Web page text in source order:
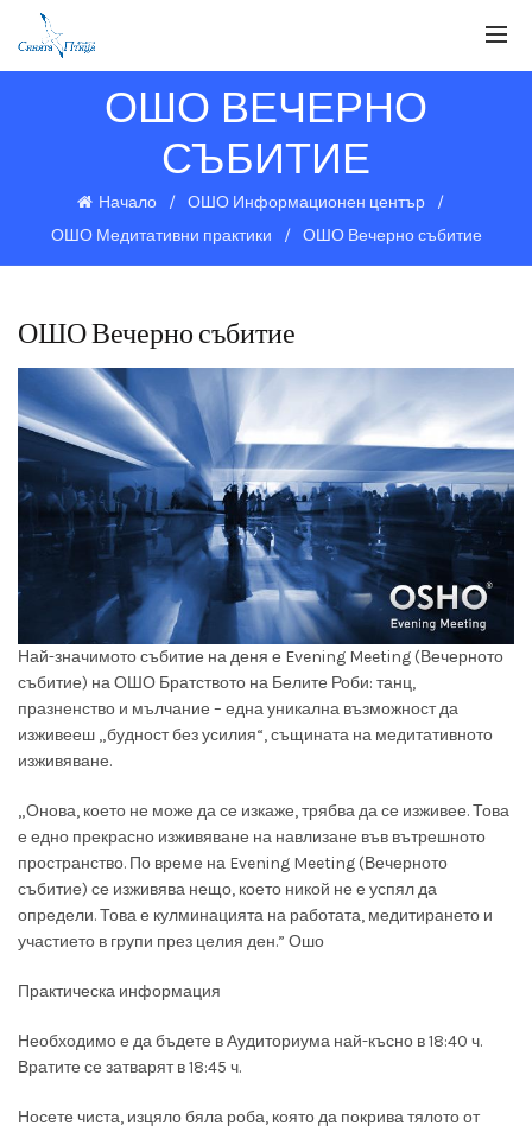
ОШО ВЕЧЕРНО
СЪБИТИЕ
Начало
ОШО Информационен център
ОШО Медитативни практики
ОШО Вечерно събитие
ОШО Вечерно събитие
Най-значимото събитие на деня е Evening Meeting (Вечерното
събитие) на ОШО Братството на Белите Роби: танц,
празненство и мълчание – една уникална възможност да
изживееш „будност без усилия“, същината на медитативното
изживяване.
„Онова, което не може да се изкаже, трябва да се изживее. Това
е едно прекрасно изживяване на навлизане във вътрешното
пространство. По време на Evening Meeting (Вечерното
събитие) се изживява нещо, което никой не е успял да
определи. Това е кулминацията на работата, медитирането и
участието в групи през целия ден.” Ошо
Практическа информация
Необходимо е да бъдете в Аудиториума най-късно в 18:40 ч.
Вратите се затварят в 18:45 ч.
Носете чиста, изцяло бяла роба, която да покрива тялото от